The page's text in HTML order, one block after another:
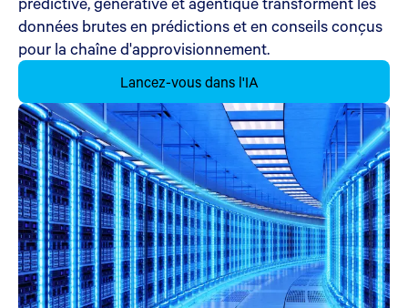
données brutes en prédictions et en conseils conçus
pour la chaîne d'approvisionnement.
Lancez-vous dans l'IA